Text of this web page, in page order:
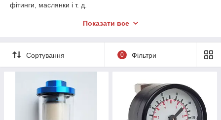
фітинги, маслянки і т. д.
товарів для аерографів.
Шланги, підставки та швидкознімання для аерографів,
інструменти для чищення та фітинги.
Показати все
Сортування 0 Фільтри